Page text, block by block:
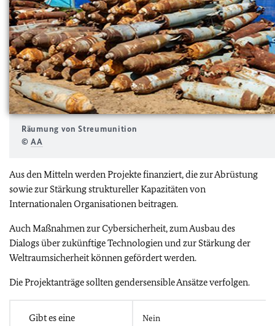
Räumung von Streumunition
©AA
Aus den Mitteln werden Projekte finanziert, die zur Abrüstung
sowie zur Stärkung struktureller Kapazitäten von
Internationalen Organisationen beitragen.
Auch Maßnahmen zur Cybersicherheit, zum Ausbau des
Dialogs über zukünftige Technologien und zur Stärkung der
Weltraumsicherheit können gefördert werden.
Die Projektanträge sollten gendersensible Ansätze verfolgen.
Gibt es eine
Nein